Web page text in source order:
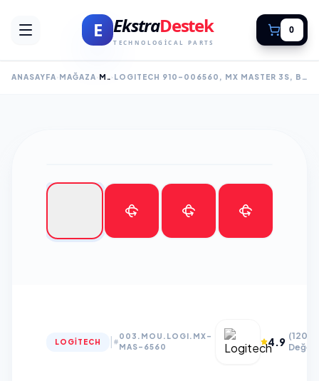
E EkstraDestek
TECHNOLOGICAL PARTS
0
ANASAYFA MAĞAZA MOUSE LOGITECH 910-006560, MX MASTER 3S, BEYAZ, BLUETOOTH, 8000DPI, LAZER, 7 TUŞLU, USB-C DEN ŞARJ EDILEBILIR, MOUSE
LOGITECH
003.MOU.LOGI.MX-
MAS-6560
4.9 (120+